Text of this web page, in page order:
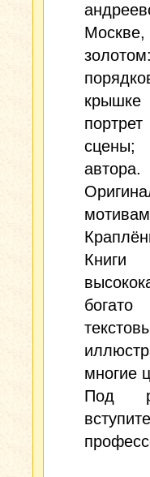
крышке
сцены;
автора.
многие
Под